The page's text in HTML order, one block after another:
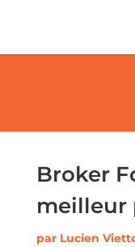
Broker
meilleur
par Lucien